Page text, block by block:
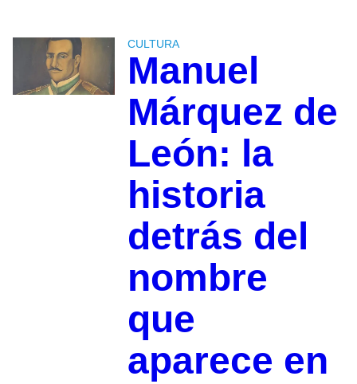
CULTURA
Manuel
Márquez de
León: la
historia
detrás del
nombre
que
aparece en